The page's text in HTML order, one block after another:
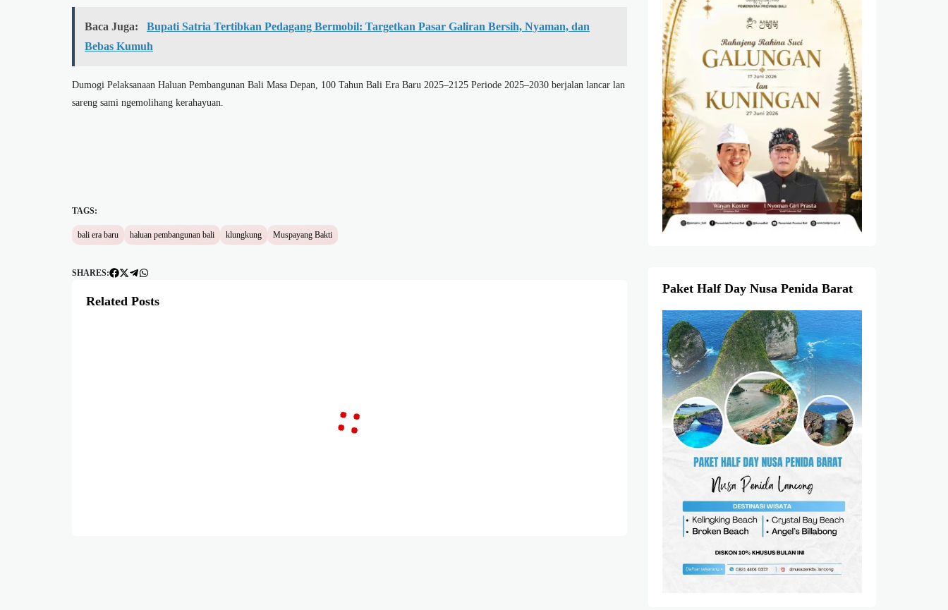
Baca Juga:
Bupati Satria Tertibkan Pedagang Bermobil: Targetkan Pasar Galiran Bersih, Nyaman, dan
Bebas Kumuh
Dumogi Pelaksanaan Haluan Pembangunan Bali Masa Depan, 100 Tahun Bali Era Baru 2025–2125 Periode 2025–2030 berjalan lancar lan
sareng sami ngemolihang kerahayuan.
TAGS:
bali era baru haluan pembangunan bali klungkung Muspayang Bakti
SHARES:
Related Posts
Paket Half Day Nusa Penida Barat